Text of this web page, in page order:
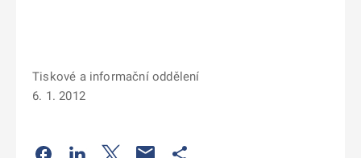
Tiskové a informační oddělení
6. 1. 2012
Odkaz se otevře na nové kartě
Odkaz se otevře na nové kartě
Odkaz se otevře na nové kartě